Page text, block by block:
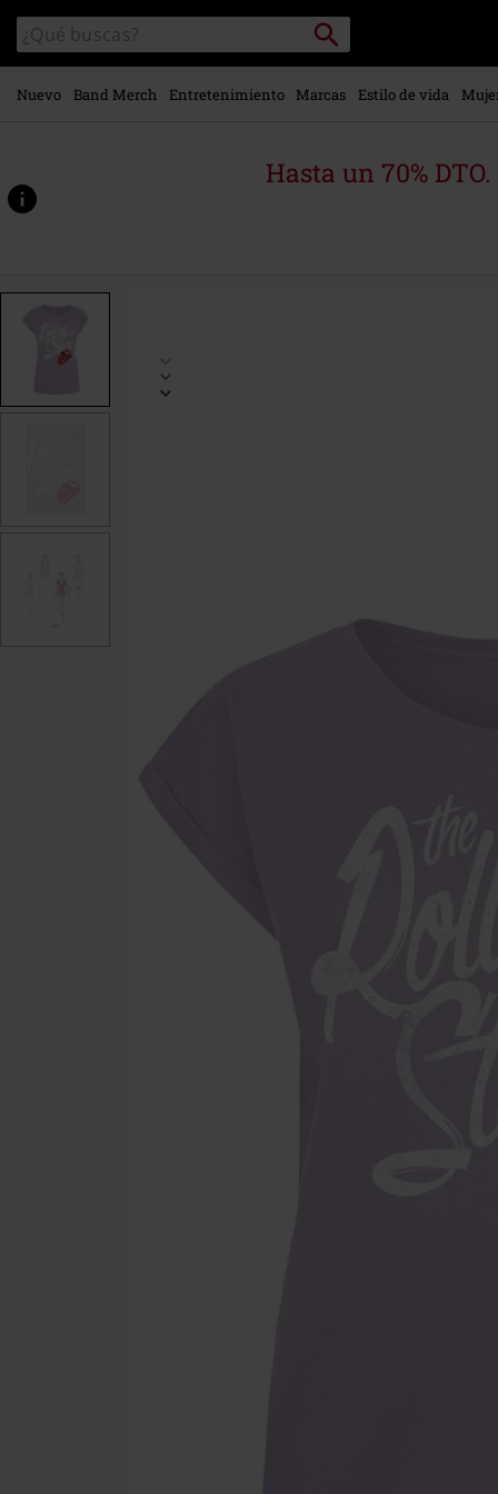
contenido
principal
Buscar
en
el
catálogo
Buscar
Nuevo Band Merch Entretenimiento Marcas Estilo de vida
Hasta un 70%
www.emp-